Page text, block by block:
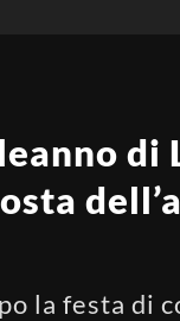
di
la festa di